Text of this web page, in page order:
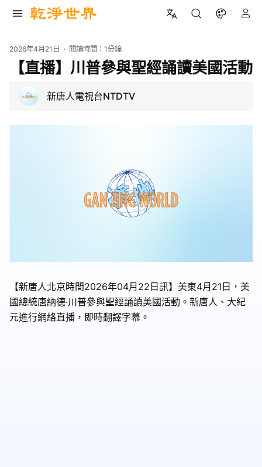
2026年4月21日 閱讀時間：1分鐘
【直播】川普參與聖經誦讀美國活動
新唐人電視台NTDTV
【新唐人北京時間2026年04月22日訊】美東4月21日，美
國總統唐納德·川普參與聖經誦讀美國活動。新唐人、大紀
元進行網絡直播，即時翻譯字幕。